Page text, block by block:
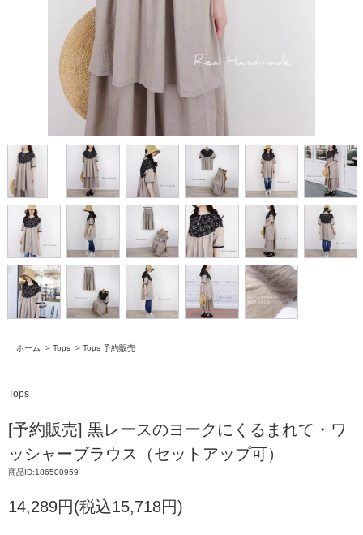
ホーム > Tops > Tops 予約販売
Tops
[予約販売] 黒レースのヨークにくるまれて・ワ
ッシャーブラウス（セットアップ可）
商品ID:186500959
14,289円(税込15,718円)